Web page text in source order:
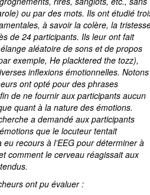
ou par des mots. Ils ont étudié
à savoir la colère, la
de 24 participants. Ils leur ont fait
aléatoire de sons et de propos
exemple, He placktered the tozz),
inflexions émotionnelles. Notons
ont opté pour des phrases
de ne fournir aux participants aucun
quant à la nature des émotions.
a demandé aux participants
que le locuteur tentait
eu recours à l’EEG pour déterminer à
comment le cerveau réagissait aux
ont pu évaluer :